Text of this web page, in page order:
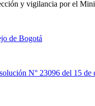
y vigilancia por el
de Bogotá
N° 23096 del 15 de